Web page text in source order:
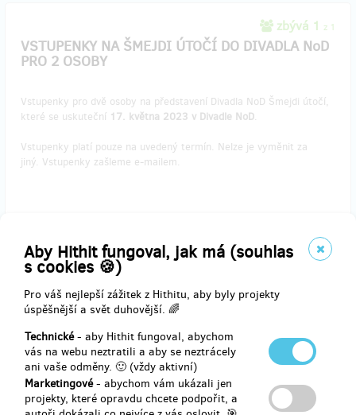
Aby Hithit fungoval, jak má (souhlas
s cookies 🍪)
Pro váš nejlepší zážitek z Hithitu, aby byly projekty
úspěšnější a svět duhovější. 🌈
Technické- aby Hithit fungoval, abychom
vás na webu neztratili a aby se neztrácely
ani vaše odměny. 🙂 (vždy aktivní)
Marketingové- abychom vám ukázali jen
projekty, které opravdu chcete podpořit, a
zbývá 1 z 1
VSTUPENKY NA ŠMEJDI ÚTOČÍ DO DIVADLA NoD
PRO 2 OSOBY
Vstupenky pro dvě osoby na představení Divadla NoD Šmejdi útočí,
které se uskuteční 17. května 2023 v Divadle NoD.
Vstupenky platí pouze na uvedený termín. Nelze je vyměnit za
jiný. Vstupenky zašleme e-mailem.
1 500 Kč
VSTUPENKY NA UNDERGROUND COMEDY CLUB
DO DIVADLA NoD PRO 2 OSOBY
Vstupenky pro dvě osoby na show Undergroung Comedy Club, která
se uskuteční18. května 2023 v Divadle NoD .